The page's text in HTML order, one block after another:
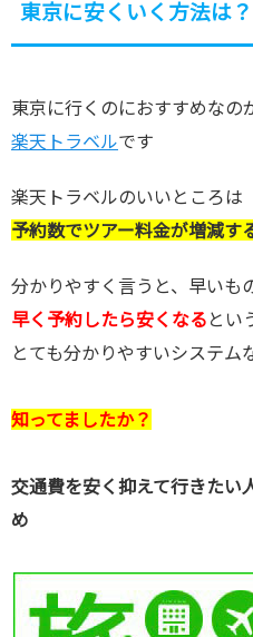
東京に安くいく方法は？
東京に行くのにおすすめなの
楽天トラベルです
楽天トラベルのいいところは
予約数でツアー料金が増減す
分かりやすく言うと、早いも
早く予約したら安くなる とい
とても分かりやすいシステム
知ってましたか？
交通費を安く抑えて行きたい
め